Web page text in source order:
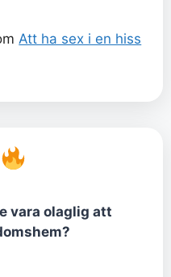
Att ha sex i en hiss
vara olaglig att